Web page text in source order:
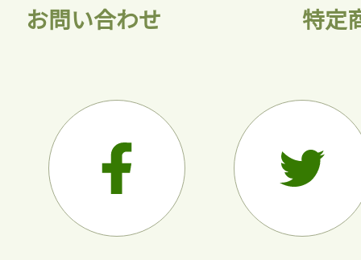
お問い合わせ 特定